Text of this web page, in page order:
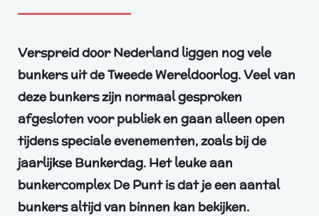
Verspreid door Nederland liggen nog vele
bunkers uit de Tweede Wereldoorlog. Veel van
deze bunkers zijn normaal gesproken
afgesloten voor publiek en gaan alleen open
tijdens speciale evenementen, zoals bij de
jaarlijkse Bunkerdag. Het leuke aan
bunkercomplex De Punt is dat je een aantal
bunkers altijd van binnen kan bekijken.